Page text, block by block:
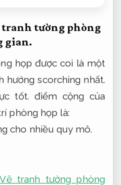
tranh tường phòng
gian.
họp được coi là một
hướng scorching nhất.
tốt. điểm cộng của
phòng họp là:
cho nhiều quy mô.
Vẽ tranh tường phòng